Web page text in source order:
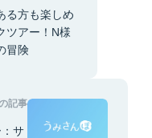
る方も楽しめ
ツアー！N様
冒険
記事
サ